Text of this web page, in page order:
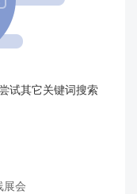
试其它关键词搜索
展会